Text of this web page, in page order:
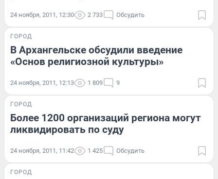
24 ноября, 2011, 12:30 2 733 Обсудить
ГОРОД
В Архангельске обсудили введение
«Основ религиозной культуры»
24 ноября, 2011, 12:13 1 809 9
ГОРОД
Более 1200 организаций региона могут
ликвидировать по суду
24 ноября, 2011, 11:42 1 425 Обсудить
ГОРОД